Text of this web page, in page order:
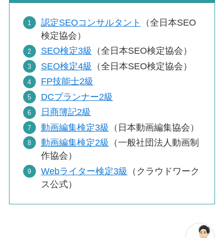
認定SEOコンサルタント
（全日本SEO
検定協会）
SEO検定3級 （全日本SEO検定協会）
SEO検定4級 （全日本SEO検定協会）
FP技能士2級
DCプランナー2級
日商簿記2級
動画編集検定3級 （日本動画編集協会）
動画編集検定2級 （一般社団法人動画制
作協会）
Webライター検定3級 （クラウドワーク
ス公式）